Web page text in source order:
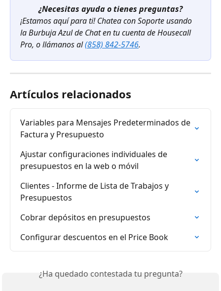
¿Necesitas ayuda o tienes preguntas?
¡Estamos aquí para ti! Chatea con Soporte usando
la Burbuja Azul de Chat en tu cuenta de Housecall
Pro, o llámanos al (858) 842-5746.
Artículos relacionados
Variables para Mensajes Predeterminados de
Factura y Presupuesto
Ajustar configuraciones individuales de
presupuestos en la web o móvil
Clientes - Informe de Lista de Trabajos y
Presupuestos
Cobrar depósitos en presupuestos
Configurar descuentos en el Price Book
¿Ha quedado contestada tu pregunta?